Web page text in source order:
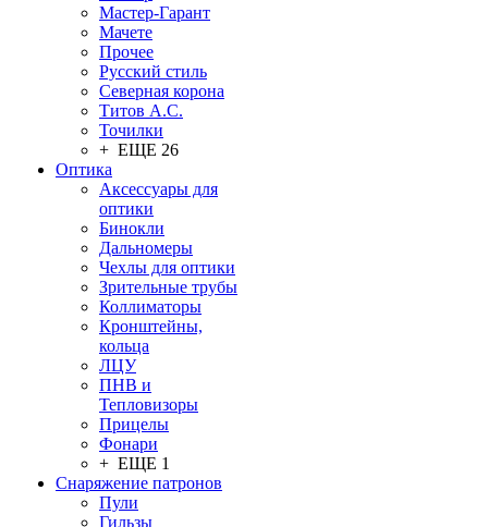
Мастер-Гарант
Мачете
Прочее
Русский стиль
Северная корона
Титов А.С.
Точилки
+ ЕЩЕ 26
Оптика
Аксессуары для
оптики
Бинокли
Дальномеры
Чехлы для оптики
Зрительные трубы
Коллиматоры
Кронштейны,
кольца
ЛЦУ
ПНВ и
Тепловизоры
Прицелы
Фонари
+ ЕЩЕ 1
Снаряжение патронов
Пули
Гильзы